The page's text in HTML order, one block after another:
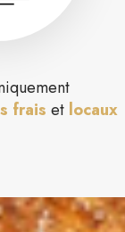
frais et locaux